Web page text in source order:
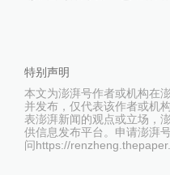
特别声明
本文为澎湃号作者或机构在
并发布，仅代表该作者或机
表澎湃新闻的观点或立场，
供信息发布平台。申请澎湃
问https://